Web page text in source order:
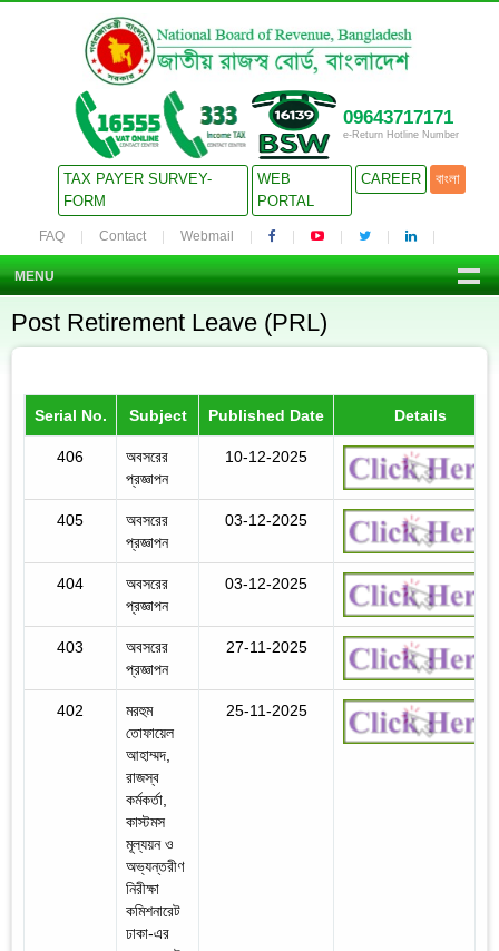
09643717171
e-Return Hotline Number
TAX PAYER SURVEY-
FORM
WEB
PORTAL
CAREER বাংলা
FAQ Contact Webmail
MENU
Post Retirement Leave (PRL)
Serial No. Subject Published Date Details
406
অবসরের
প্রজ্ঞাপন
10-12-2025
405
অবসরের
প্রজ্ঞাপন
03-12-2025
404
অবসরের
প্রজ্ঞাপন
03-12-2025
403
অবসরের
প্রজ্ঞাপন
27-11-2025
402
মরহুম
তোফায়েল
আহাম্মদ,
রাজস্ব
কর্মকর্তা,
কাস্টমস
মূল্যয়ন ও
অভ্যন্তরীণ
নিরীক্ষা
কমিশনারেট
ঢাকা-এর
25-11-2025